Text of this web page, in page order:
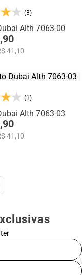
(3)
Alth 7063-00
41,10
(1)
Alth 7063-03
41,10